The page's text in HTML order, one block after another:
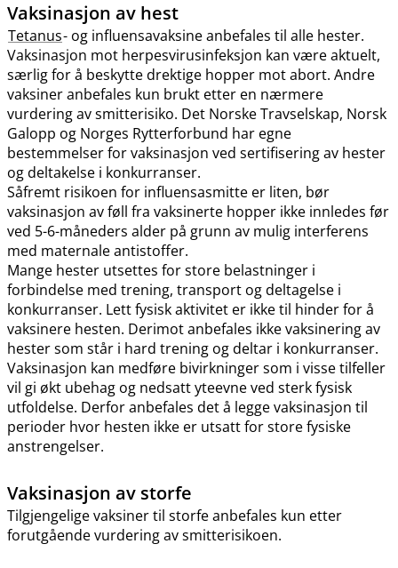
Vaksinasjon av hest
Tetanus- og influensavaksine anbefales til alle hester.
Vaksinasjon mot herpesvirusinfeksjon kan være aktuelt,
særlig for å beskytte drektige hopper mot abort. Andre
vaksiner anbefales kun brukt etter en nærmere
vurdering av smitterisiko. Det Norske Travselskap, Norsk
Galopp og Norges Rytterforbund har egne
bestemmelser for vaksinasjon ved sertifisering av hester
og deltakelse i konkurranser.
Såfremt risikoen for influensasmitte er liten, bør
vaksinasjon av føll fra vaksinerte hopper ikke innledes før
ved 5-6-måneders alder på grunn av mulig interferens
med maternale antistoffer.
Mange hester utsettes for store belastninger i
forbindelse med trening, transport og deltagelse i
konkurranser. Lett fysisk aktivitet er ikke til hinder for å
vaksinere hesten. Derimot anbefales ikke vaksinering av
hester som står i hard trening og deltar i konkurranser.
Vaksinasjon kan medføre bivirkninger som i visse tilfeller
vil gi økt ubehag og nedsatt yteevne ved sterk fysisk
utfoldelse. Derfor anbefales det å legge vaksinasjon til
perioder hvor hesten ikke er utsatt for store fysiske
anstrengelser.
Vaksinasjon av storfe
Tilgjengelige vaksiner til storfe anbefales kun etter
forutgående vurdering av smitterisikoen.